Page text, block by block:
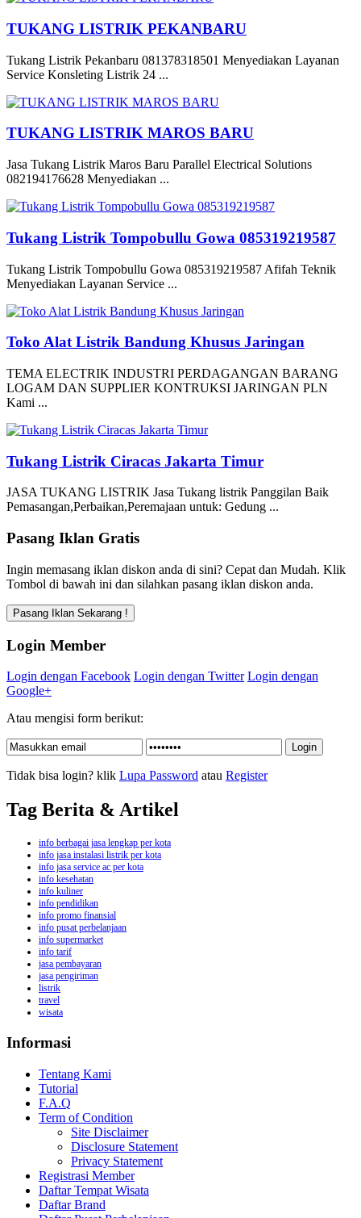
TUKANG LISTRIK PEKANBARU
Tukang Listrik Pekanbaru 081378318501 Menyediakan Layanan
Service Konsleting Listrik 24 ...
TUKANG LISTRIK MAROS BARU
Jasa Tukang Listrik Maros Baru Parallel Electrical Solutions
082194176628 Menyediakan ...
Tukang Listrik Tompobullu Gowa 085319219587
Tukang Listrik Tompobullu Gowa 085319219587 Afifah Teknik
Menyediakan Layanan Service ...
Toko Alat Listrik Bandung Khusus Jaringan
TEMA ELECTRIK INDUSTRI PERDAGANGAN BARANG
LOGAM DAN SUPPLIER KONTRUKSI JARINGAN PLN
Kami ...
Tukang Listrik Ciracas Jakarta Timur
JASA TUKANG LISTRIK Jasa Tukang listrik Panggilan Baik
Pemasangan,Perbaikan,Peremajaan untuk: Gedung ...
Pasang Iklan Gratis
Ingin memasang iklan diskon anda di sini? Cepat dan Mudah. Klik
Tombol di bawah ini dan silahkan pasang iklan diskon anda.
Login Member
Login dengan Facebook Login dengan Twitter Login dengan
Google+
Atau mengisi form berikut:
Tidak bisa login? klik Lupa Password atau Register
Tag Berita & Artikel
info berbagai jasa lengkap per kota
info jasa instalasi listrik per kota
info jasa service ac per kota
info kesehatan
info kuliner
info pendidikan
info promo finansial
info pusat perbelanjaan
info supermarket
info tarif
jasa pembayaran
jasa pengiriman
listrik
travel
wisata
Informasi
Tentang Kami
Tutorial
F.A.Q
Term of Condition
Site Disclaimer
Disclosure Statement
Privacy Statement
Registrasi Member
Daftar Tempat Wisata
Daftar Brand